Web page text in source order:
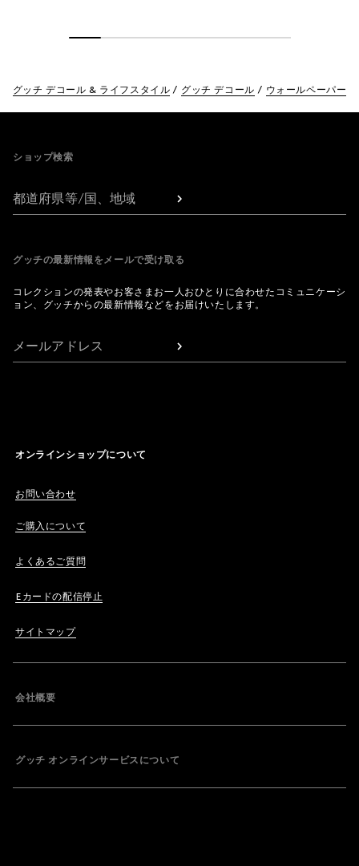
グッチ デコール & ライフスタイル グッチ デコール ウォールペーパー
ショップ検索
都道府県等/国、地域
グッチの最新情報をメールで受け取る
コレクションの発表やお客さまお一人おひとりに合わせたコミュニケーシ
ョン、グッチからの最新情報などをお届けいたします。
メールアドレス
オンラインショップについて
お問い合わせ
ご購入について
よくあるご質問
Eカードの配信停止
サイトマップ
会社概要
グッチ オンラインサービスについて